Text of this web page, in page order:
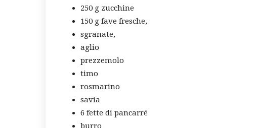
250 g zucchine
150 g fave fresche,
sgranate,
aglio
prezzemolo
timo
rosmarino
savia
6 fette di pancarré
burro